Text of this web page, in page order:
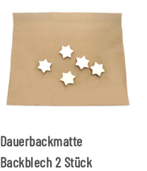
Dauerbackmatte
Backblech 2 Stück